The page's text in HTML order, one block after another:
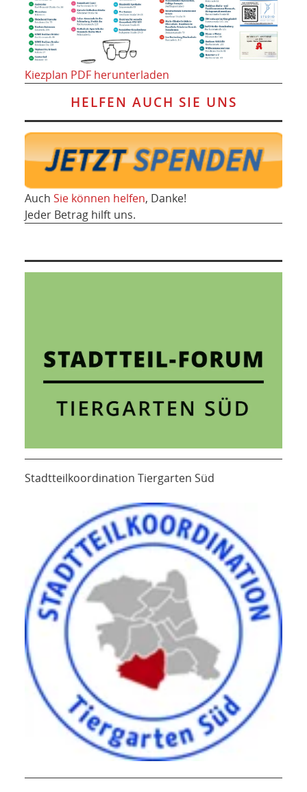
Kiezplan PDF herunterladen
HELFEN AUCH SIE UNS
Auch Sie können helfen, Danke!
Jeder Betrag hilft uns.
Stadtteilkoordination Tiergarten Süd